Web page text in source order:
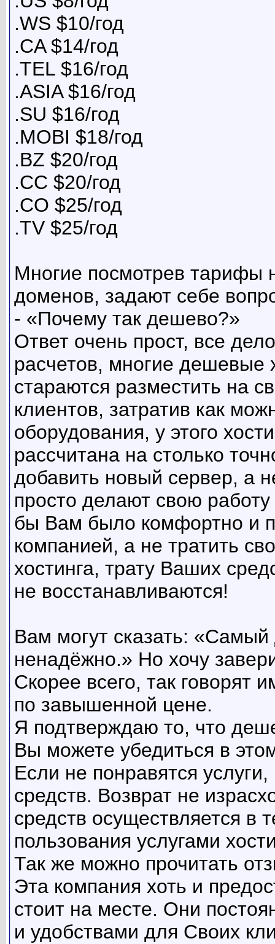
.WS $10/год
.CA $14/год
.TEL $16/год
.ASIA $16/год
.SU $16/год
.MOBI $18/год
.BZ $20/год
.CC $20/год
.CO $25/год
.TV $25/год
Многие посмотрев тарифы
доменов, задают себе
- «Почему так дешево?»
Ответ очень прост, все
расчетов, многие дешевые
стараются разместить на
клиентов, затратив как
оборудования, у этого
рассчитана на столько
добавить новый сервер, а
просто делают свою работу
бы Вам было комфортно и
компанией, а не тратить
хостинга, трату Ваших
не восстанавливаются!
Вам могут сказать:
ненадёжно.» Но хочу
Скорее всего, так говорят
по завышенной цене.
Я подтверждаю то, что
Вы можете убедиться в
Если не понравятся
средств. Возврат не
средств осуществляется в
пользования услугами
Так же можно прочитать
Эта компания хоть и
стоит на месте. Они
и удобствами для Своих